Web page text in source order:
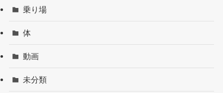
乗り場
体
動画
未分類